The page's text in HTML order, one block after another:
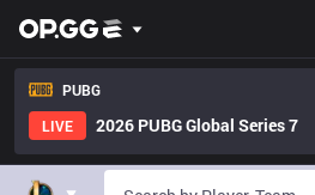
PUBG
LIVE
2026 PUBG Global Series 7